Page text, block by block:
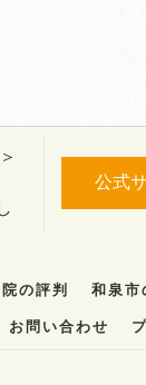
公式
の評判 和泉市
お問い合わせ